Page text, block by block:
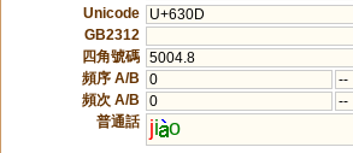
Unicode
U+630D
GB2312
四角號碼 5004.8
頻序 A/B
0
--
頻次 A/B
0
--
普通話
ji o